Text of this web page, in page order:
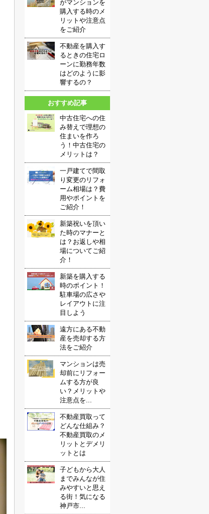
がマンションを
購入する時のメ
リットや注意点
をご紹介
不動産を購入す
るときの住宅ロ
ーンに勤務年数
はどのように影
響するの？
おすすめ記事
中古住宅への住
み替えで理想の
住まいを作ろ
う！中古住宅の
メリットは？
一戸建てで間取
り変更のリフォ
ーム相場は？費
用やポイントを
ご紹介！
新築祝いを頂い
た時のマナーと
は？お返しや相
場についてご紹
介！
新築を購入する
時のポイント！
駐車場の広さや
レイアウトに注
目しよう
遠方にある不動
産を売却する方
法をご紹介
マンションは売
却前にリフォー
ムする方が良
い？メリットや
注意点を...
不動産買取って
どんな仕組み？
不動産買取のメ
リットとデメリ
ットとは
子どもから大人
までみんなが住
みやすいと思え
る街！気になる
神戸市...